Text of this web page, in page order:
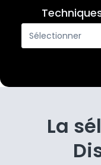
Sélectionner
La